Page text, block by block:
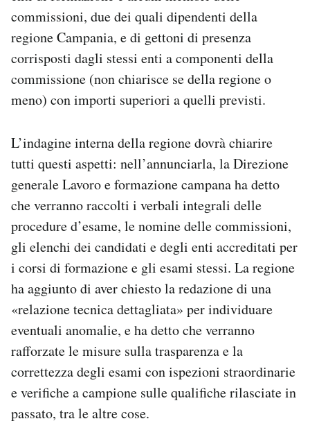
commissioni, due dei quali dipendenti della
regione Campania, e di gettoni di presenza
corrisposti dagli stessi enti a componenti della
commissione (non chiarisce se della regione o
meno) con importi superiori a quelli previsti.
L’indagine interna della regione dovrà chiarire
tutti questi aspetti: nell’annunciarla, la Direzione
generale Lavoro e formazione campana ha detto
che verranno raccolti i verbali integrali delle
procedure d’esame, le nomine delle commissioni,
gli elenchi dei candidati e degli enti accreditati per
i corsi di formazione e gli esami stessi. La regione
ha aggiunto di aver chiesto la redazione di una
«relazione tecnica dettagliata» per individuare
eventuali anomalie, e ha detto che verranno
rafforzate le misure sulla trasparenza e la
correttezza degli esami con ispezioni straordinarie
e verifiche a campione sulle qualifiche rilasciate in
passato, tra le altre cose.